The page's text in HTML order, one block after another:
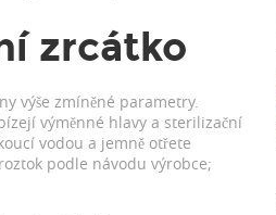
zrcátko
výše zmíněné parametry.
výměnné hlavy a sterilizační
vodou a jemně otřete
podle návodu výrobce;